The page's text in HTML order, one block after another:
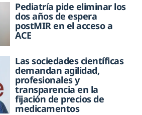
Pediatría pide eliminar los
dos años de espera
postMIR en el acceso a
ACE
Las sociedades científicas
demandan agilidad,
profesionales y
transparencia en la
fijación de precios de
medicamentos